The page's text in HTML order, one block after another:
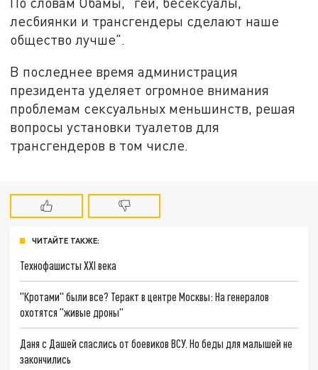
лесбиянки и трансгендеры сделают наше
общество лучше".
В последнее время администрация
президента уделяет огромное внимания
проблемам сексуальных меньшинств, решая
вопросы установки туалетов для
трансгендеров в том числе.
ЧИТАЙТЕ ТАКЖЕ:
Технофашисты XXI века
"Кротами" были все? Теракт в центре Москвы: На генералов
охотятся "живые дроны"
Даня с Дашей спаслись от боевиков ВСУ. Но беды для малышей не
закончились